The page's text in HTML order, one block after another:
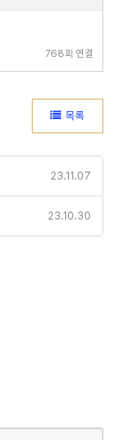
768회 연결
목록
23.11.07
23.10.30